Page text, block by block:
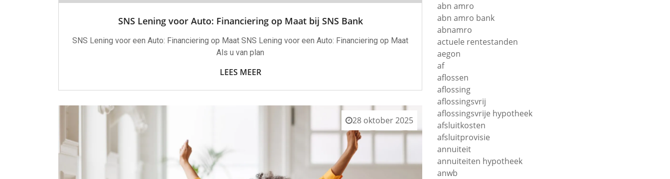
SNS Lening voor Auto: Financiering op Maat bij SNS Bank
SNS Lening voor een Auto: Financiering op Maat SNS Lening voor een Auto: Financiering op Maat
Als u van plan
LEES MEER
28 oktober 2025
abn amro
abn amro bank
abnamro
actuele rentestanden
aegon
af
aflossen
aflossing
aflossingsvrij
aflossingsvrije hypotheek
afsluitkosten
afsluitprovisie
annuiteit
annuiteiten hypotheek
anwb